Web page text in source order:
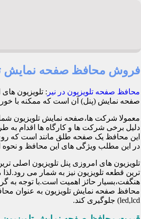
فروش محافظ صفحه نمایش
محافظ صفحه تلویزیون در نیر : تلویزیون
صفحه نمایش (پنل) آن است که ممکنه با خورد اشیا و
معمولا شرکت ها،صفحه نمایش تلویزیون
این محافظ یک صفحه طلق مانند است که
در این مطلب ویژگی های این محافظ و نحوه
تلویزیون های امروزی پنل تلویزیون
ترین قطعه تلویزیون نیز به شمار می
هنگفت،بسیار حائز اهمیت است.با توجه به
محافظ صفحه نمایش تلویزیون به عنوان
led,lcd) جلوگیری کند.